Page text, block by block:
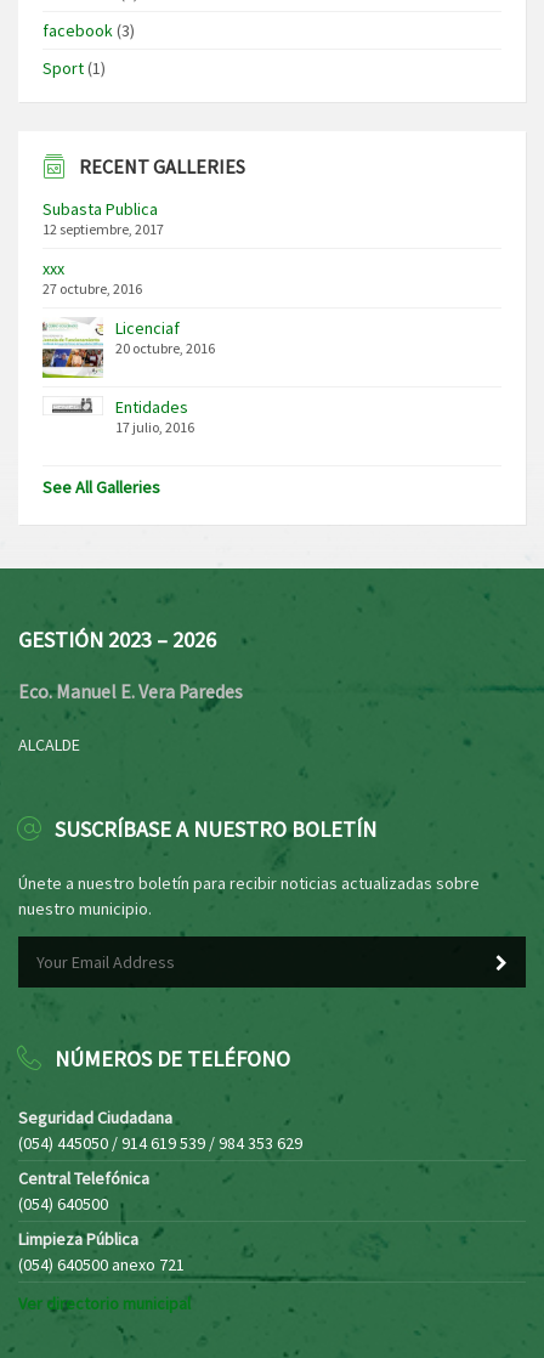
facebook(3)
Sport(1)
RECENT GALLERIES
Subasta Publica
12 septiembre, 2017
xxx
27 octubre, 2016
Licenciaf
20 octubre, 2016
Entidades
17 julio, 2016
See All Galleries
GESTIÓN 2023 – 2026
Eco. Manuel E. Vera Paredes
ALCALDE
SUSCRÍBASE A NUESTRO BOLETÍN
Únete a nuestro boletín para recibir noticias actualizadas sobre
nuestro municipio.
NÚMEROS DE TELÉFONO
Seguridad Ciudadana
(054) 445050 / 914 619 539 / 984 353 629
Central Telefónica
(054) 640500
Limpieza Pública
(054) 640500 anexo 721
Ver directorio municipal